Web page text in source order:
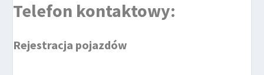
Telefon kontaktowy:
Rejestracja pojazdów